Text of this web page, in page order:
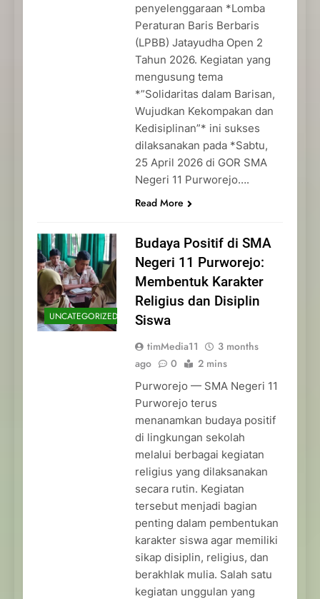
penyelenggaraan *Lomba
Peraturan Baris Berbaris
(LPBB) Jatayudha Open 2
Tahun 2026. Kegiatan yang
mengusung tema
*”Solidaritas dalam Barisan,
Wujudkan Kekompakan dan
Kedisiplinan”* ini sukses
dilaksanakan pada *Sabtu,
25 April 2026 di GOR SMA
Negeri 11 Purworejo….
Read More
UNCATEGORIZED
Budaya Positif di SMA
Negeri 11 Purworejo:
Membentuk Karakter
Religius dan Disiplin
Siswa
timMedia11
3 months
ago
0 2 mins
Purworejo — SMA Negeri 11
Purworejo terus
menanamkan budaya positif
di lingkungan sekolah
melalui berbagai kegiatan
religius yang dilaksanakan
secara rutin. Kegiatan
tersebut menjadi bagian
penting dalam pembentukan
karakter siswa agar memiliki
sikap disiplin, religius, dan
berakhlak mulia. Salah satu
kegiatan unggulan yang